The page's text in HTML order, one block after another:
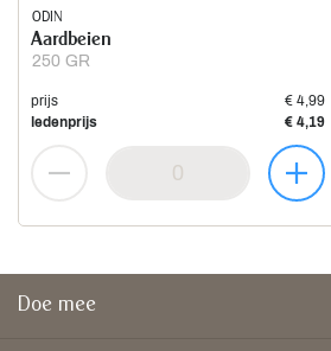
ODIN
250 GR
Aardbeien
prijs
€ 4,99
ledenprijs
€ 4,19
Doe mee